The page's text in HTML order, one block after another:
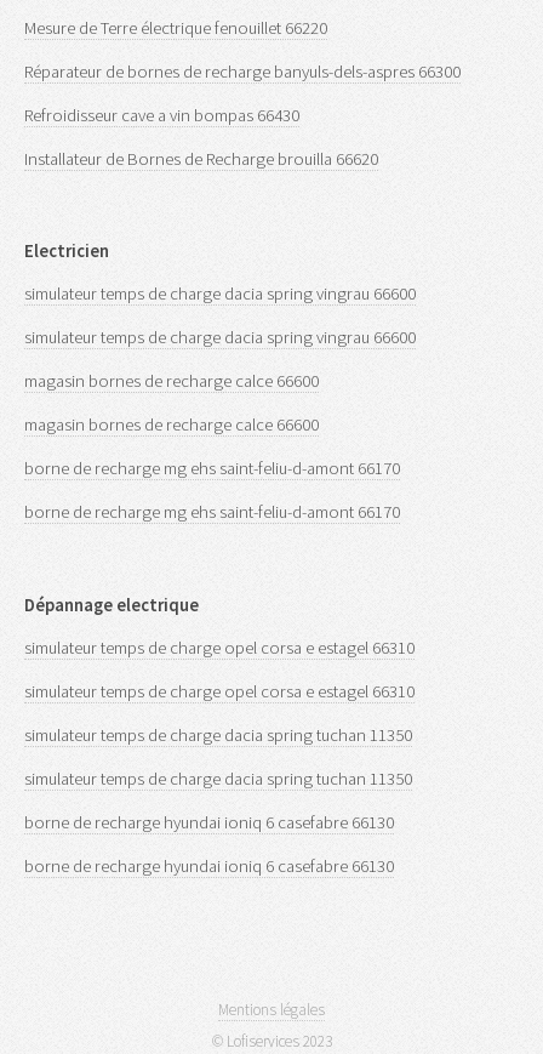
Mesure de Terre électrique fenouillet 66220
Réparateur de bornes de recharge banyuls-dels-aspres 66300
Refroidisseur cave a vin bompas 66430
Installateur de Bornes de Recharge brouilla 66620
Electricien
simulateur temps de charge dacia spring vingrau 66600
simulateur temps de charge dacia spring vingrau 66600
magasin bornes de recharge calce 66600
magasin bornes de recharge calce 66600
borne de recharge mg ehs saint-feliu-d-amont 66170
borne de recharge mg ehs saint-feliu-d-amont 66170
Dépannage electrique
simulateur temps de charge opel corsa e estagel 66310
simulateur temps de charge opel corsa e estagel 66310
simulateur temps de charge dacia spring tuchan 11350
simulateur temps de charge dacia spring tuchan 11350
borne de recharge hyundai ioniq 6 casefabre 66130
borne de recharge hyundai ioniq 6 casefabre 66130
Mentions légales
© Lofiservices 2023